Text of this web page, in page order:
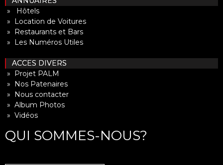
» Hôtels
» Location de Voitures
» Restaurants et Bars
» Les Numéros Utiles
ACCES DIVERS
» Projet PALM
» Nos Patenaires
» Nous contacter
» Album Photos
» Vidéos
QUI SOMMES-NOUS?